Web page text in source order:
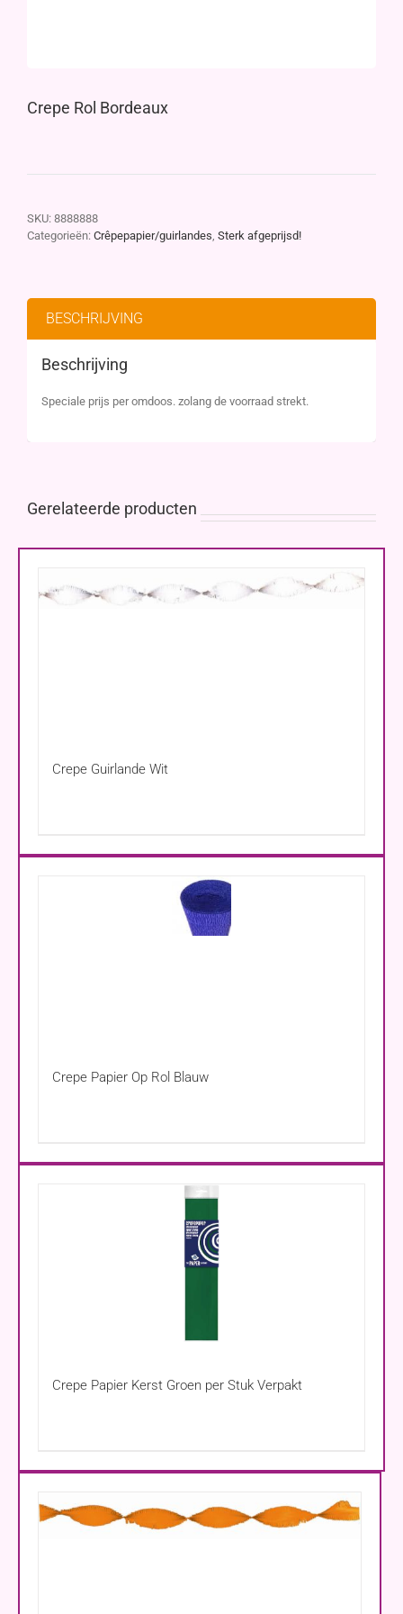
Crepe Rol Bordeaux
SKU: 8888888
Categorieën: Crêpepapier/guirlandes Sterk afgeprijsd!
BESCHRIJVING
Beschrijving
Speciale prijs per omdoos. zolang de voorraad strekt.
Gerelateerde producten
Crepe Guirlande Wit
Crepe Papier Op Rol Blauw
Crepe Papier Kerst Groen per Stuk Verpakt